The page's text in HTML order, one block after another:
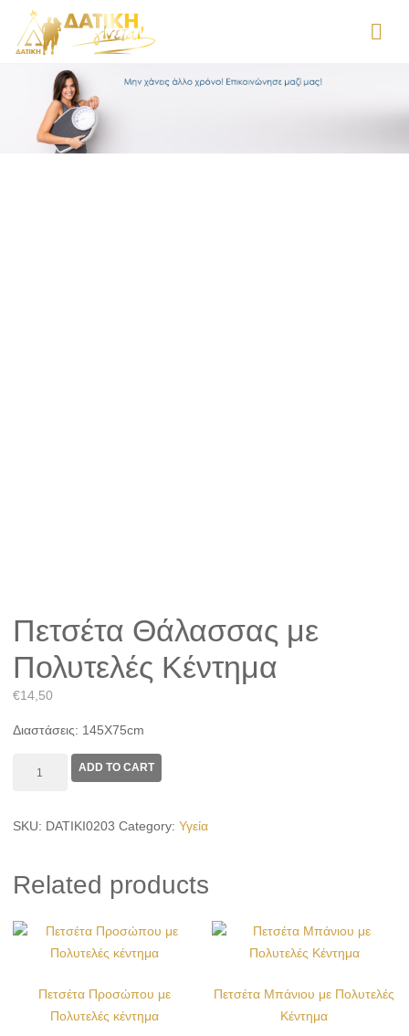
Πετσέτα Θάλασσας με
Πολυτελές Κέντημα
€14,50
Διαστάσεις: 145Χ75cm
Θάλασσας
Πολυτελές
quantity
ADD TO CART
SKU: DATIKI0203 Category: Υγεία
Related products
Πετσέτα Προσώπου με
Πολυτελές κέντημα
Πετσέτα Μπάνιου με Πολυτελές
Κέντημα